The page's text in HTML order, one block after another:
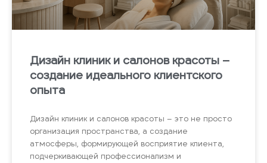
Дизайн клиник и салонов красоты –
создание идеального клиентского
опыта
Дизайн клиник и салонов красоты – это не просто
организация пространства, а создание
атмосферы, формирующей восприятие клиента,
подчеркивающей профессионализм и